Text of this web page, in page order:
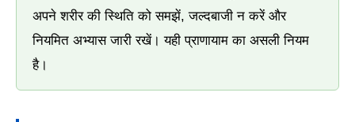
अपने शरीर की स्थिति को समझें, जल्दबाजी न करें और
नियमित अभ्यास जारी रखें। यही प्राणायाम का असली नियम
है।